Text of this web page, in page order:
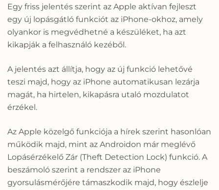
Egy friss jelentés szerint az Apple aktívan fejleszt
egy új lopásgátló funkciót az iPhone-okhoz, amely
olyankor is megvédhetné a készüléket, ha azt
kikapják a felhasználó kezéből.
A jelentés azt állítja, hogy az új funkció lehetővé
teszi majd, hogy az iPhone automatikusan lezárja
magát, ha hirtelen, kikapásra utaló mozdulatot
érzékel.
Az Apple közelgő funkciója a hírek szerint hasonlóan
működik majd, mint az Androidon már meglévő
Lopásérzékelő Zár (Theft Detection Lock) funkció. A
beszámoló szerint a rendszer az iPhone
gyorsulásmérőjére támaszkodik majd, hogy észlelje